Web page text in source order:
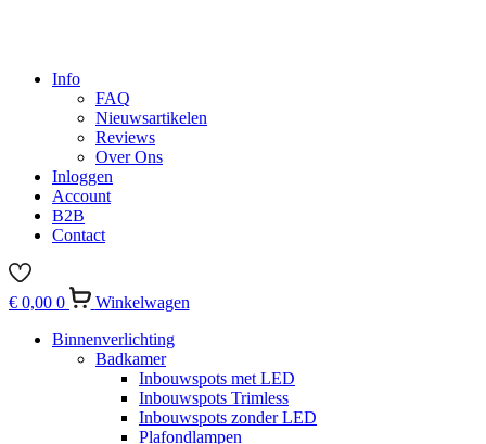
Info
FAQ
Nieuwsartikelen
Reviews
Over Ons
Inloggen
Account
B2B
Contact
€ 0,00 0
Winkelwagen
Binnenverlichting
Badkamer
Inbouwspots met LED
Inbouwspots Trimless
Inbouwspots zonder LED
Plafondlampen